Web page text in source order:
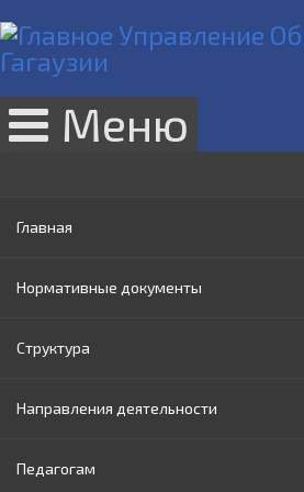
Меню
Главная
Нормативные документы
Законы РМ
Нормативные акты Правительства РМ
Нормативные документы МОИ
Структура
Руководство
Административный совет
Направления деятельности
Раннее образование
Педагогам